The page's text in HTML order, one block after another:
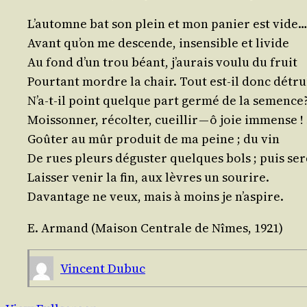
L’au­tomne bat son plein et mon panier est vide…
Avant qu’on me des­cende, insen­sible et livide
Au fond d’un trou béant, j’au­rais vou­lu du fruit
Pour­tant mordre la chair. Tout est-il donc
N’a-t-il point quelque part ger­mé de la
Mois­son­ner, récol­ter, cueillir — ô joie immense
Goû­ter au mûr pro­duit de ma peine ; du vin
De rues pleurs dégus­ter quelques bols ; puis
Lais­ser venir la fin, aux lèvres un sourire.
Davan­tage ne veux, mais à moins je n’aspire.
E. Armand (Mai­son Cen­trale de Nîmes, 1921)
Vincent Dubuc